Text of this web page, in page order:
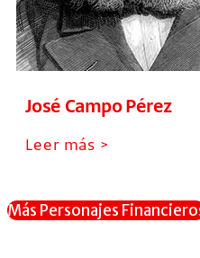
José Campo Pérez
Leer más >
Más Personajes